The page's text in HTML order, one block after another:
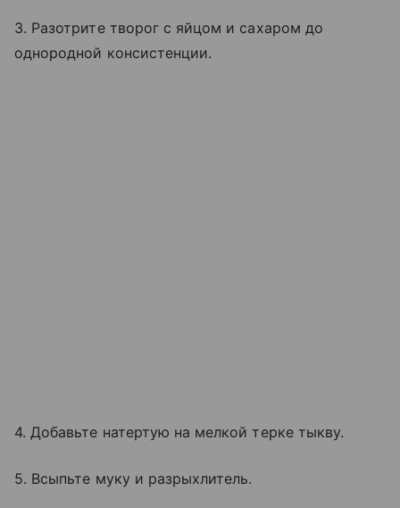
3. Разотрите творог с яйцом и сахаром до
однородной консистенции.
4. Добавьте натертую на мелкой терке тыкву.
5. Всыпьте муку и разрыхлитель.